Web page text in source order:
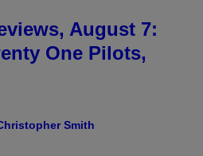
August 7:
One Pilots,
Smith